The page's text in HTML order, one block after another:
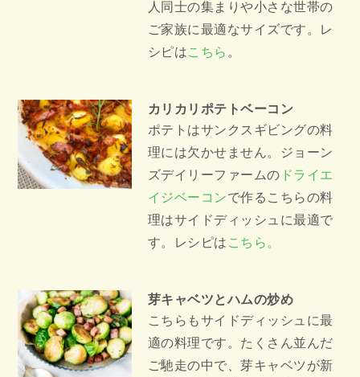
人同士の集まりや小さな世帯の
ご家族に最適なサイズです。レ
シピはこちら 。
カリカリポテトベーコン
ポテトはサンクスギビングの料
理には欠かせません。ジョーン
ズデイリーファームの ドライエ
イジベーコンで作るこちらの料
理はサイドディッシュに最適で
す。レシピは こちら。
芽キャベツとハムの炒め
こちらもサイドディッシュに最
適の料理です。たくさん並んだ
ご馳走の中で、芽キャベツが新